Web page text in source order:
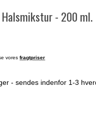
Halsmikstur - 200 ml.
voresfragtpriser
- sendes indenfor 1-3